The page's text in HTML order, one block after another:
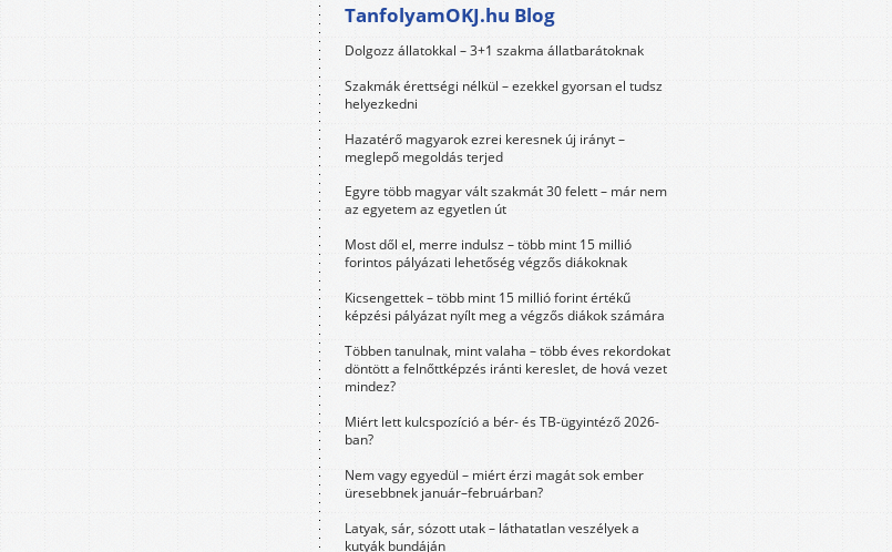
TanfolyamOKJ.hu Blog
Dolgozz állatokkal – 3+1 szakma állatbarátoknak
Szakmák érettségi nélkül – ezekkel gyorsan el tudsz
helyezkedni
Hazatérő magyarok ezrei keresnek új irányt –
meglepő megoldás terjed
Egyre több magyar vált szakmát 30 felett – már nem
az egyetem az egyetlen út
Most dől el, merre indulsz – több mint 15 millió
forintos pályázati lehetőség végzős diákoknak
Kicsengettek – több mint 15 millió forint értékű
képzési pályázat nyílt meg a végzős diákok számára
Többen tanulnak, mint valaha – több éves rekordokat
döntött a felnőttképzés iránti kereslet, de hová vezet
mindez?
Miért lett kulcspozíció a bér- és TB-ügyintéző 2026-
ban?
Nem vagy egyedül – miért érzi magát sok ember
üresebbnek január–februárban?
Latyak, sár, sózott utak – láthatatlan veszélyek a
kutyák bundáján